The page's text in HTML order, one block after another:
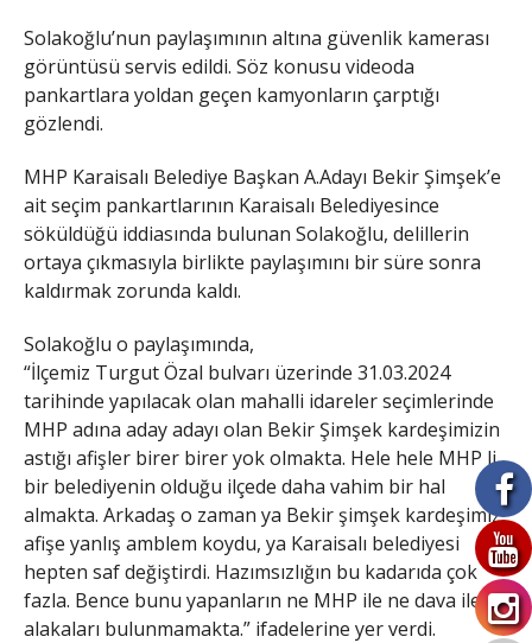
Solakoğlu’nun paylaşımının altına güvenlik kamerası
görüntüsü servis edildi. Söz konusu videoda
pankartlara yoldan geçen kamyonların çarptığı
gözlendi.
MHP Karaisalı Belediye Başkan A.Adayı Bekir Şimşek’e
ait seçim pankartlarının Karaisalı Belediyesince
söküldüğü iddiasında bulunan Solakoğlu, delillerin
ortaya çıkmasıyla birlikte paylaşımını bir süre sonra
kaldırmak zorunda kaldı.
Solakoğlu o paylaşımında,
“İlçemiz Turgut Özal bulvarı üzerinde 31.03.2024
tarihinde yapılacak olan mahalli idareler seçimlerinde
MHP adına aday adayı olan Bekir Şimşek kardeşimizin
astığı afişler birer birer yok olmakta. Hele hele MHP li
bir belediyenin olduğu ilçede daha vahim bir hal
almakta. Arkadaş o zaman ya Bekir şimşek kardeşimiz
afişe yanlış amblem koydu, ya Karaisalı belediyesi
hepten saf değiştirdi. Hazımsızlığın bu kadarıda çok
fazla. Bence bunu yapanların ne MHP ile ne dava ile
alakaları bulunmamakta.” ifadelerine yer verdi.